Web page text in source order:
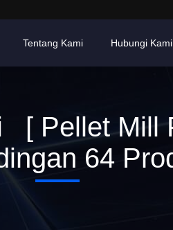
Tentang Kami Hubungi Kami
[ Pellet Mill
64